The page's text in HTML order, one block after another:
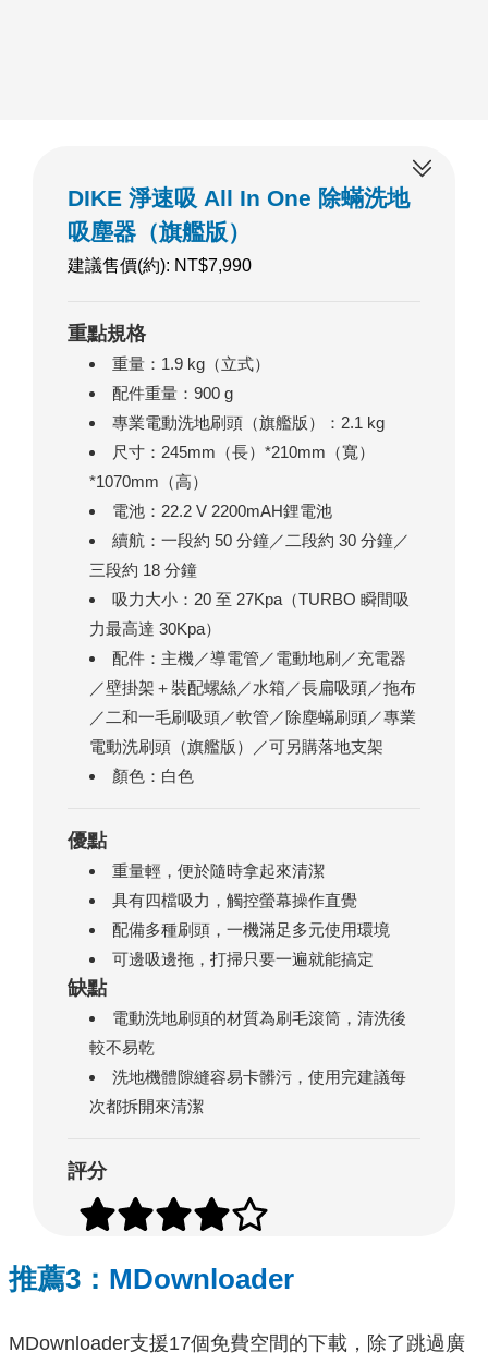
DIKE 淨速吸 All In One 除蟎洗地
吸塵器（旗艦版）
建議售價(約): NT$7,990
重點規格
重量：1.9 kg（立式）
配件重量：900 g
專業電動洗地刷頭（旗艦版）：2.1 kg
尺寸：245mm（長）*210mm（寬）
*1070mm（高）
電池：22.2 V 2200mAH鋰電池
續航：一段約 50 分鐘／二段約 30 分鐘／
三段約 18 分鐘
吸力大小：20 至 27Kpa（TURBO 瞬間吸
力最高達 30Kpa）
配件：主機／導電管／電動地刷／充電器
／壁掛架＋裝配螺絲／水箱／長扁吸頭／拖布
／二和一毛刷吸頭／軟管／除塵蟎刷頭／專業
電動洗刷頭（旗艦版）／可另購落地支架
顏色：白色
優點
重量輕，便於隨時拿起來清潔
具有四檔吸力，觸控螢幕操作直覺
配備多種刷頭，一機滿足多元使用環境
可邊吸邊拖，打掃只要一遍就能搞定
缺點
電動洗地刷頭的材質為刷毛滾筒，清洗後
較不易乾
洗地機體隙縫容易卡髒污，使用完建議每
次都拆開來清潔
評分
推薦3： MDownloader
MDownloader支援17個免費空間的下載，除了跳過廣